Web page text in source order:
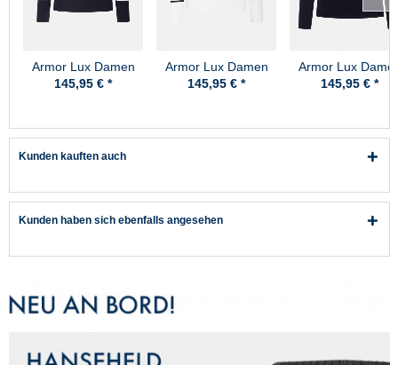
Armor Lux Damen
Pullover Briac blau-
145,95 € *
Armor Lux Damen
Pullover Briac natur-
145,95 € *
Armor Lux
Pullover Briac
145,95 € *
Kunden kauften auch
Kunden haben sich ebenfalls angesehen